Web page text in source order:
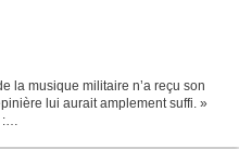
la musique militaire n’a reçu son
lui aurait amplement suffi. »